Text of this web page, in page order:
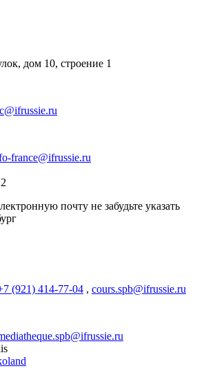
дом 10, строение 1
france@ifrussie.ru
почту не забудьте указать
(921) 414-77-04 , cours.spb@ifrussie.ru